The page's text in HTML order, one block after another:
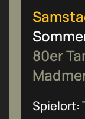
80er
Spielort: